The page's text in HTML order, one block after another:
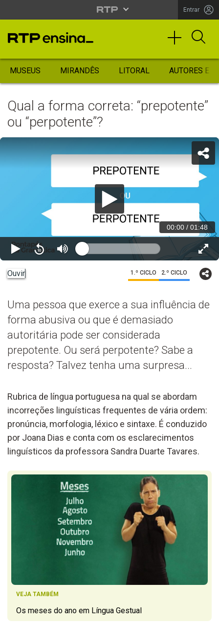
Entrar
MUSEUS MIRANDÊS LITORAL AUTORES
Qual a forma correta: “prepotente”
ou “perpotente”?
00:00 / 01:48
Ouvir 1.º CICLO 2.º CICLO
Uma pessoa que exerce a sua influência de
forma abusiva ou que é demasiado
autoritária pode ser considerada
prepotente. Ou será perpotente? Sabe a
resposta? Talvez tenha uma surpresa...
Rubrica de língua portuguesa na qual se abordam
incorreções linguísticas frequentes de vária ordem:
pronúncia, morfologia, léxico e sintaxe. É conduzido
por Joana Dias e conta com os esclarecimentos
linguísticos da professora Sandra Duarte Tavares.
VEJA TAMBÉM
Os meses do ano em Língua Gestual